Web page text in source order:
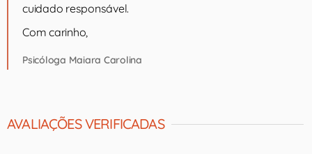
cuidado responsável.
Com carinho,
Psicóloga Maiara Carolina
AVALIAÇÕES VERIFICADAS